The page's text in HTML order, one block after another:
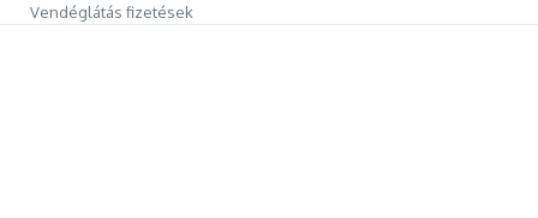
Vendéglátás fizetések